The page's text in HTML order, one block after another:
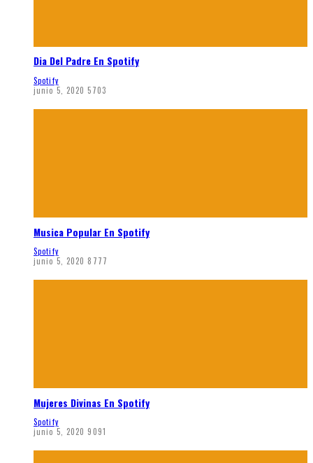
Dia Del Padre En Spotify
Spotify
junio 5, 2020 5703
Musica Popular En Spotify
Spotify
junio 5, 2020 8777
Mujeres Divinas En Spotify
Spotify
junio 5, 2020 9091